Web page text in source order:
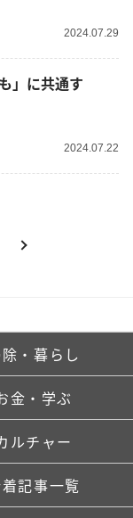
2024.07.29
」に共通す
2024.07.22
・暮らし
金・学ぶ
ルチャー
記事一覧